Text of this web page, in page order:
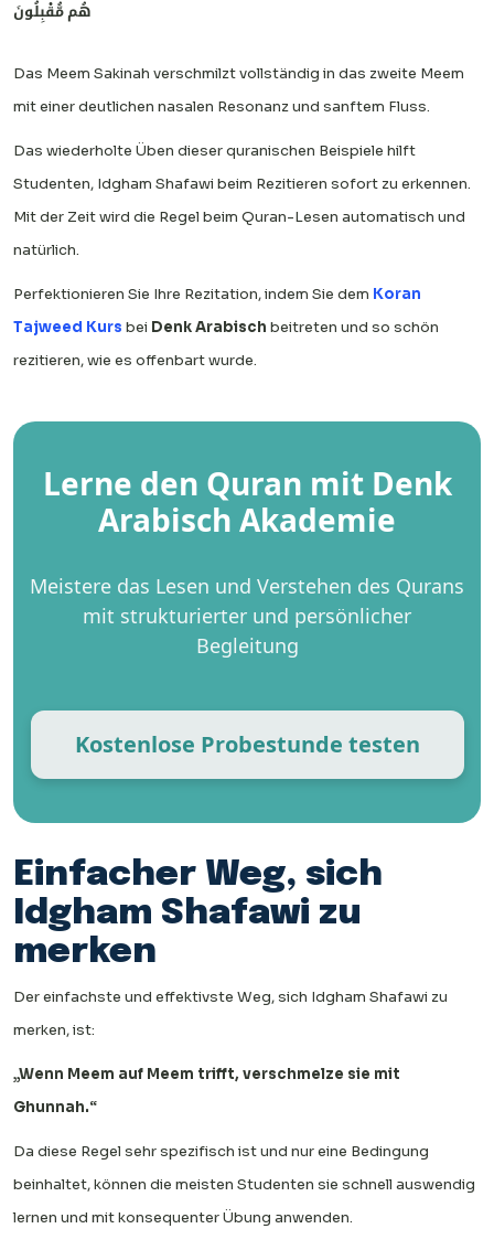
هُم مُّقْبِلُونَ
Das Meem Sakinah verschmilzt vollständig in das zweite Meem
mit einer deutlichen nasalen Resonanz und sanftem Fluss.
Das wiederholte Üben dieser quranischen Beispiele hilft
Studenten, Idgham Shafawi beim Rezitieren sofort zu erkennen.
Mit der Zeit wird die Regel beim Quran-Lesen automatisch und
natürlich.
Perfektionieren Sie Ihre Rezitation, indem Sie dem Koran
Tajweed Kurs bei Denk Arabisch beitreten und so schön
rezitieren, wie es offenbart wurde.
Lerne den Quran mit Denk
Arabisch Akademie
Meistere das Lesen und Verstehen des Qurans
mit strukturierter und persönlicher
Begleitung
Kostenlose Probestunde testen
Einfacher Weg, sich
Idgham Shafawi zu
merken
Der einfachste und effektivste Weg, sich Idgham Shafawi zu
merken, ist:
„Wenn Meem auf Meem trifft, verschmelze sie mit
Ghunnah.“
Da diese Regel sehr spezifisch ist und nur eine Bedingung
beinhaltet, können die meisten Studenten sie schnell auswendig
lernen und mit konsequenter Übung anwenden.